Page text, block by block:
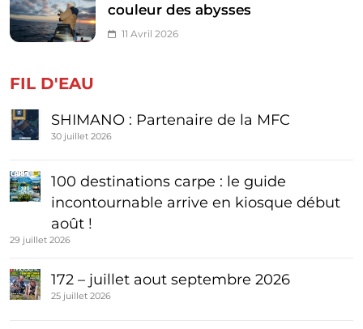
couleur des abysses
11 Avril 2026
FIL D'EAU
SHIMANO : Partenaire de la MFC
30 juillet 2026
100 destinations carpe : le guide
incontournable arrive en kiosque début
août !
29 juillet 2026
172 – juillet aout septembre 2026
25 juillet 2026